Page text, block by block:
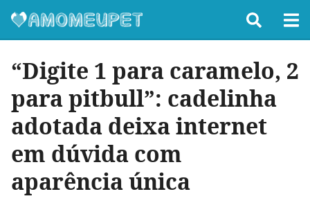
“Digite 1 para caramelo, 2
para pitbull”: cadelinha
adotada deixa internet
em dúvida com
aparência única